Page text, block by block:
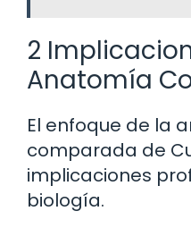
2
Anatomía
El enfoque de la
comparada de
implicaciones
biología.